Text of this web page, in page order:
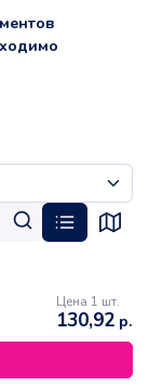
Цена 1 шт.
130,92 р.